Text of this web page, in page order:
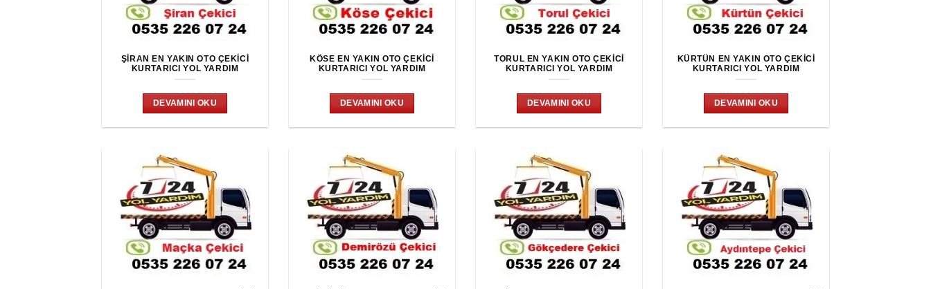
ŞIRAN EN YAKIN OTO ÇEKICI
KURTARICI YOL YARDIM
DEVAMINI OKU
KÖSE EN YAKIN OTO ÇEKICI
KURTARICI YOL YARDIM
DEVAMINI OKU
TORUL EN YAKIN OTO ÇEKICI
KURTARICI YOL YARDIM
DEVAMINI OKU
KÜRTÜN EN YAKIN OTO ÇEKICI
KURTARICI YOL YARDIM
DEVAMINI OKU